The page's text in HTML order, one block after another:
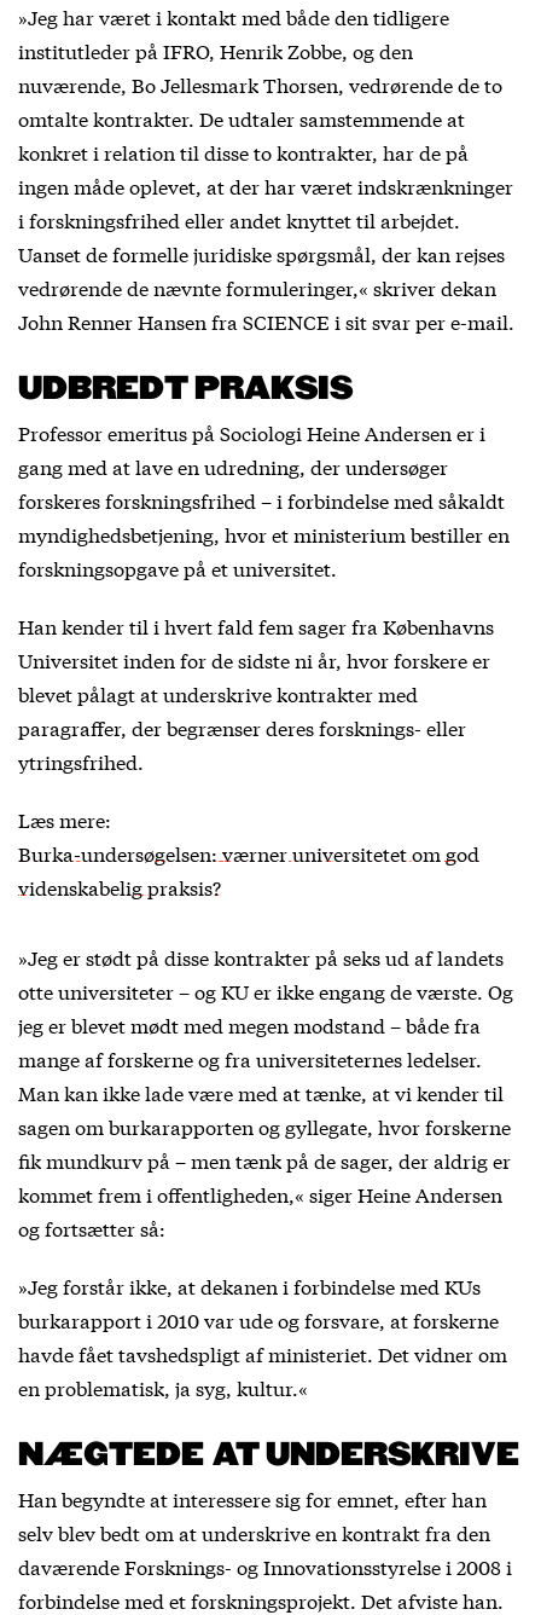
»Jeg har været i kontakt med både den tidligere
institutleder på IFRO, Henrik Zobbe, og den
nuværende, Bo Jellesmark Thorsen, vedrørende de to
omtalte kontrakter. De udtaler samstemmende at
konkret i relation til disse to kontrakter, har de på
ingen måde oplevet, at der har været indskrænkninger
i forskningsfrihed eller andet knyttet til arbejdet.
Uanset de formelle juridiske spørgsmål, der kan rejses
vedrørende de nævnte formuleringer,« skriver dekan
John Renner Hansen fra SCIENCE i sit svar per e-mail.
UDBREDT PRAKSIS
Professor emeritus på Sociologi Heine Andersen er i
gang med at lave en udredning, der undersøger
forskeres forskningsfrihed – i forbindelse med såkaldt
myndighedsbetjening, hvor et ministerium bestiller en
forskningsopgave på et universitet.
Han kender til i hvert fald fem sager fra Københavns
Universitet inden for de sidste ni år, hvor forskere er
blevet pålagt at underskrive kontrakter med
paragraffer, der begrænser deres forsknings- eller
ytringsfrihed.
Læs mere:
Burka-undersøgelsen: værner universitetet om god
videnskabelig praksis?
»Jeg er stødt på disse kontrakter på seks ud af landets
otte universiteter – og KU er ikke engang de værste. Og
jeg er blevet mødt med megen modstand – både fra
mange af forskerne og fra universiteternes ledelser.
Man kan ikke lade være med at tænke, at vi kender til
sagen om burkarapporten og gyllegate, hvor forskerne
fik mundkurv på – men tænk på de sager, der aldrig er
kommet frem i offentligheden,« siger Heine Andersen
og fortsætter så:
»Jeg forstår ikke, at dekanen i forbindelse med KUs
burkarapport i 2010 var ude og forsvare, at forskerne
havde fået tavshedspligt af ministeriet. Det vidner om
en problematisk, ja syg, kultur.«
NÆGTEDE AT UNDERSKRIVE
Han begyndte at interessere sig for emnet, efter han
selv blev bedt om at underskrive en kontrakt fra den
daværende Forsknings- og Innovationsstyrelse i 2008 i
forbindelse med et forskningsprojekt. Det afviste han.